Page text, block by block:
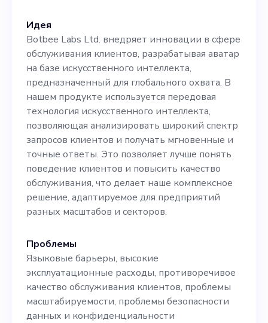
рынке. Являясь
соучредителем, вы
сыграете важную роль в
определении нашего
бренда и стратегии выхода
на рынок, а также внесете
свой вклад в разработку
продуктов, используя свои
навыки UX/UI. Благодаря
вашему вкладу мы
стремимся оптимизировать
нашу платформу аватаров,
изучить возможности
стратегического
Идея
Botbee Labs Ltd. внедряет инновации в сфере
обслуживания клиентов, разрабатывая аватар
на базе искусственного интеллекта,
предназначенный для глобального охвата. В
нашем продукте используется передовая
технология искусственного интеллекта,
позволяющая анализировать широкий спектр
запросов клиентов и получать мгновенные и
точные ответы. Это позволяет лучше понять
поведение клиентов и повысить качество
обслуживания, что делает наше комплексное
решение, адаптируемое для предприятий
разных масштабов и секторов.
Проблемы
Языковые барьеры, высокие
эксплуатационные расходы, противоречивое
качество обслуживания клиентов, проблемы
масштабируемости, проблемы безопасности
данных и конфиденциальности